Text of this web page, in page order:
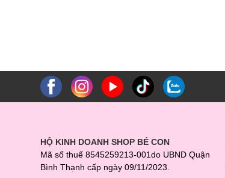
HỘ KINH DOANH SHOP BÉ CON
Mã số thuế 8545259213-001do UBND Quận
Bình Thạnh cấp ngày 09/11/2023.